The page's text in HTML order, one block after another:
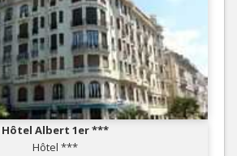
Hôtel Albert 1er ***
Hôtel ***